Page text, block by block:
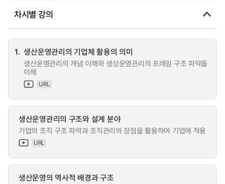
차시별 강의
1. 생산운영관리의 기업체 활용의 의미
생산운영관리의 개념 이해와 생상운영관리의 프레임 구조 파악을
이해
URL
생산운영관리의 구조와 설계 분야
기업의 조직 구조 파악과 조직관리의 장점을 활용하여 기업에 적용
URL
생산운영의 역사적 배경과 구조